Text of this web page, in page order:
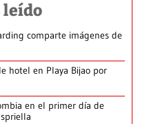
leído
comparte imágenes de
hotel en Playa Bijao por
en el primer día de